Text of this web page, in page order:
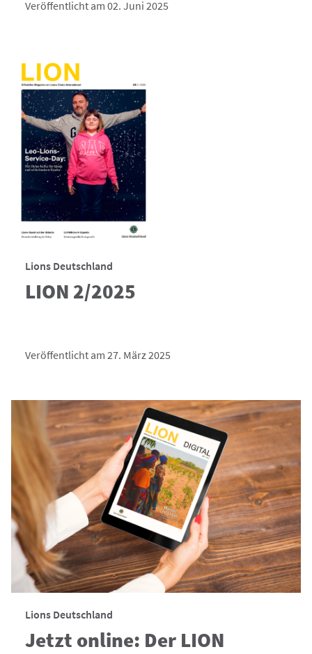
Veröffentlicht am 02. Juni 2025
Lions Deutschland
LION 2/2025
Veröffentlicht am 27. März 2025
Lions Deutschland
Jetzt online: Der LION